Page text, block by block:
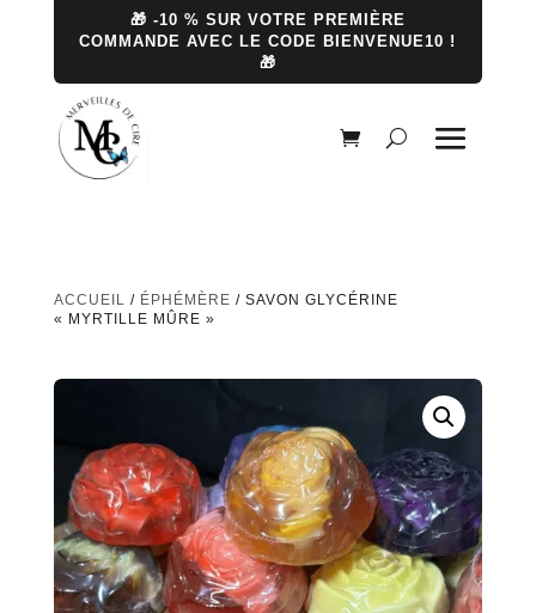
🎁 -10 % SUR VOTRE PREMIÈRE
COMMANDE AVEC LE CODE BIENVENUE10 !
🎁
ACCUEIL / ÉPHÉMÈRE / SAVON GLYCÉRINE
« MYRTILLE MÛRE »